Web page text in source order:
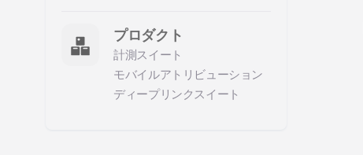
プロダクト
計測スイート
モバイルアトリビューション
ディープリンクスイート